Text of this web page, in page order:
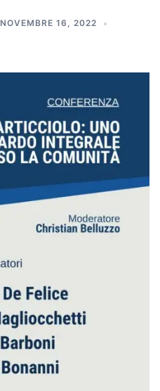
NOVEMBRE 16, 2022